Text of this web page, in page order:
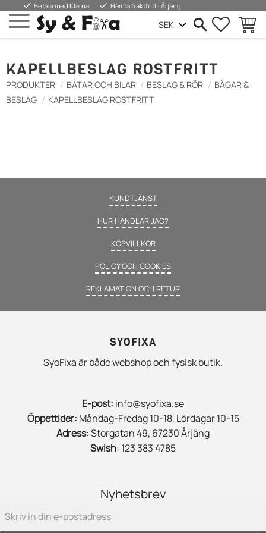
Meny
done Betala med Klarna done Hämta fraktfritt i Årjäng
KAPELLBESLAG ROSTFRITT
PRODUKTER BÅTAR OCH BILAR BESLAG & RÖR
BÅGAR &
BESLAG
KAPELLBESLAG ROSTFRITT
KUNDTJÄNST
HUR HANDLAR JAG?
KÖPVILLKOR
POLICY OCH COOKIES
REKLAMATION OCH RETUR
SYOFIXA
SyoFixa är både webshop och fysisk butik.
E-post: info@syofixa.se
Öppettider: Måndag-Fredag 10-18, Lördagar 10-15
Adress: Storgatan 49, 67230 Årjäng
Swish: 123 383 4785
Nyhetsbrev